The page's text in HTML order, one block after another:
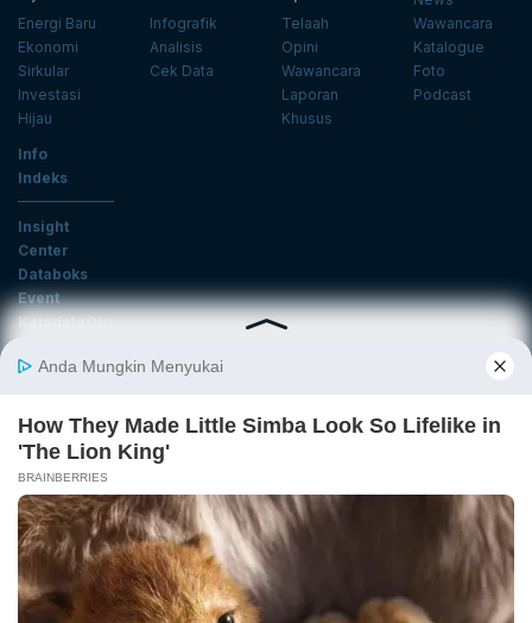
Energi Baru
Ekonomi
Sirkular
Investasi
Hijau
Infografik
Analisis
Cek Data
Telaah
Opini
Wawancara
Laporan
Khusus
Wawancara
Katalogue
Foto
Podcast
Info
Indeks
Insight
Center
Databoks
Event
KatadataOto
Email
Daftar
Tentang Katadata Advertising
Pedoman Media Siber
Kebijakan Privasi
Disclaimer Hubungi Kami